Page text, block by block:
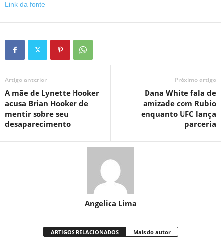
Link da fonte
Artigo anterior
A mãe de Lynette Hooker
acusa Brian Hooker de
mentir sobre seu
desaparecimento
Próximo artigo
Dana White fala de
amizade com Rubio
enquanto UFC lança
parceria
Angelica Lima
ARTIGOS RELACIONADOS Mais do autor